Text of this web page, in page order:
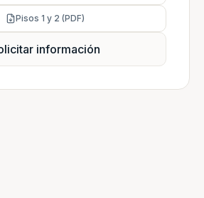
Pisos 1 y 2 (PDF)
información